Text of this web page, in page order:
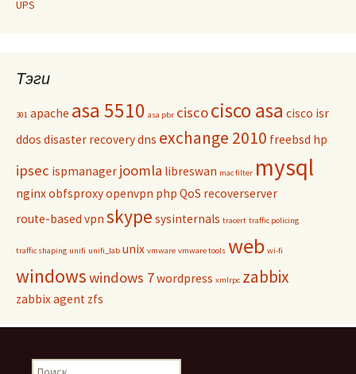
UPS
Тэги
301 apache asa 5510 asa pbr ciscocisco asa cisco isr
ddos disaster recoverydns exchange 2010 freebsd hp
ipsec ispmanager joomla libreswan mac filter mysql
nginxobfsproxyopenvpn php QoS recoverserver
route-based vpn skype sysinternals tracert traffic policing
traffic shaping unifi unifi_lab unix vmware vmware tools web wi-fi
windowswindows 7wordpress xmlrpc zabbix
zabbix agent zfs
Найти: